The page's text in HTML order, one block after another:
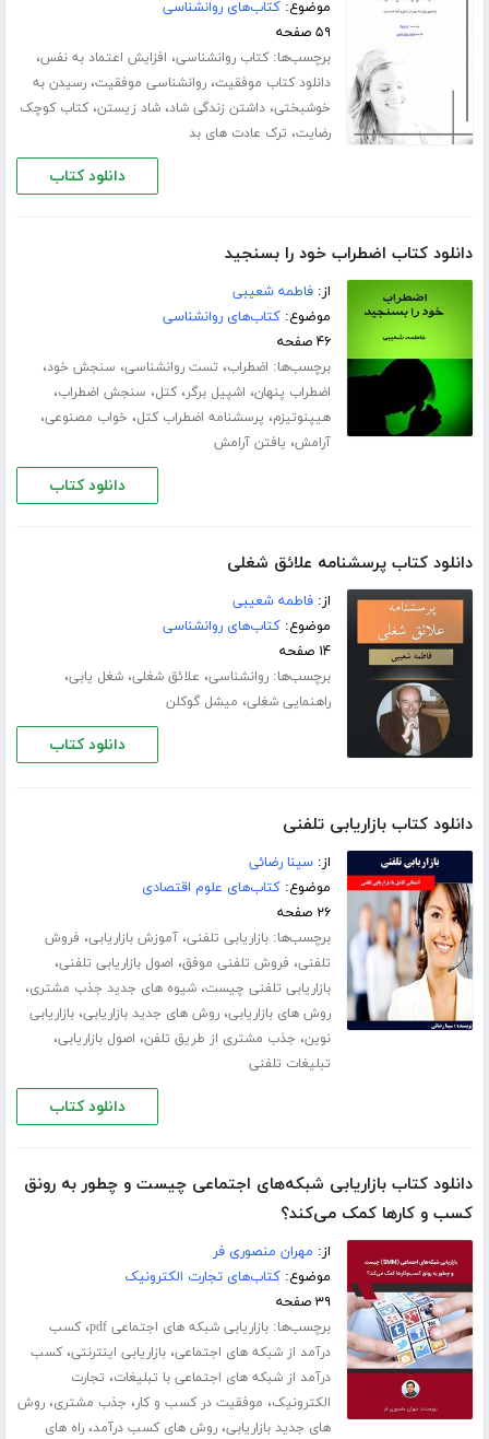
موضوع:کتاب‌های روانشناسی
۵۹ صفحه
برچسب‌ها:کتاب روانشناسی، افزایش اعتماد به نفس،
دانلود کتاب موفقیت،روانشناسی موفقیت،رسیدن به
خوشبختی،داشتن زندگی شاد،شاد زیستن،کتاب کوچک
رضایت، ترک عادت های بد
دانلود کتاب
دانلود کتاب اضطراب خود را بسنجید
از:فاطمه شعیبی
موضوع:کتاب‌های روانشناسی
۴۶ صفحه
برچسب‌ها: اضطراب، تست روانشناسی، سنجش خود،
اضطراب پنهان، اشپیل برگر،کتل، سنجش اضطراب،
هیپنوتیزم، پرسشنامه اضطراب کتل، خواب مصنوعی،
آرامش، یافتن آرامش
دانلود کتاب
دانلود کتاب پرسشنامه علائق شغلی
از:فاطمه شعیبی
موضوع:کتاب‌های روانشناسی
۱۴ صفحه
برچسب‌ها:روانشناسی، علائق شغلی،شغل یابی،
راهنمایی شغلی، میشل گوکلن
دانلود کتاب
دانلود کتاب بازاریابی تلفنی
از:سینا رضائی
موضوع:کتاب‌های علوم اقتصادی
۲۶ صفحه
برچسب‌ها:بازاریابی تلفنی،آموزش بازاریابی، فروش
تلفنی، فروش تلفنی موفق، اصول بازاریابی تلفنی،
بازاریابی تلفنی چیست،شیوه های جدید جذب مشتری،
روش های بازاریابی،روش های جدید بازاریابی،بازاریابی
نوین، جذب مشتری از طریق تلفن، اصول بازاریابی،
تبلیغات تلفنی
دانلود کتاب
دانلود کتاب بازاریابی شبکه‌های اجتماعی چیست و چطور به رونق
کسب و‌ کارها کمک می‌کند؟
از: مهران منصوری فر
موضوع:کتاب‌های تجارت الکترونیک
۳۹ صفحه
برچسب‌ها:بازاریابی شبکه های اجتماعی pdf ،کسب
درآمد از شبکه های اجتماعی،بازاریابی اینترنتی،کسب
درآمد از شبکه های اجتماعی با تبلیغات، تجارت
الکترونیک، موفقیت در کسب و کار، جذب مشتری،روش
های جدید بازاریابی،روش های کسب درآمد،راه های